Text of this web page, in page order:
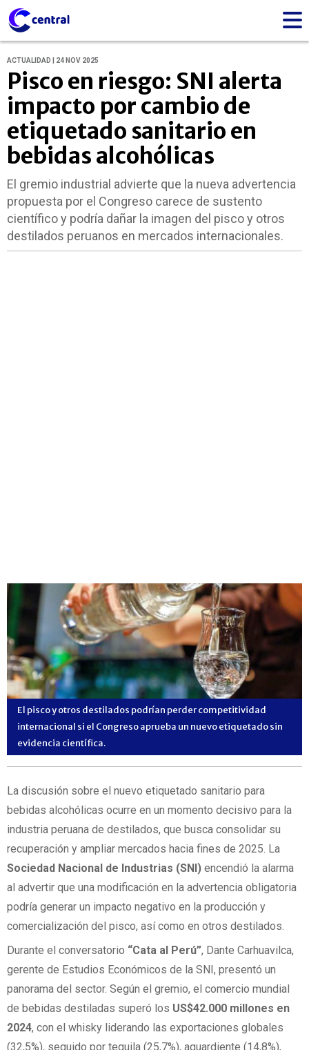
ACTUALIDAD | 24 NOV 2025
Pisco en riesgo: SNI alerta
impacto por cambio de
etiquetado sanitario en
bebidas alcohólicas
El gremio industrial advierte que la nueva advertencia
propuesta por el Congreso carece de sustento
científico y podría dañar la imagen del pisco y otros
destilados peruanos en mercados internacionales.
El pisco y otros destilados podrían perder competitividad
internacional si el Congreso aprueba un nuevo etiquetado sin
evidencia científica.
La discusión sobre el nuevo etiquetado sanitario para
bebidas alcohólicas ocurre en un momento decisivo para la
industria peruana de destilados, que busca consolidar su
recuperación y ampliar mercados hacia fines de 2025. La
Sociedad Nacional de Industrias (SNI) encendió la alarma
al advertir que una modificación en la advertencia obligatoria
podría generar un impacto negativo en la producción y
comercialización del pisco, así como en otros destilados.
Durante el conversatorio “Cata al Perú”, Dante Carhuavilca,
gerente de Estudios Económicos de la SNI, presentó un
panorama del sector. Según el gremio, el comercio mundial
de bebidas destiladas superó los US$42.000 millones en
2024, con el whisky liderando las exportaciones globales
(32,5%), seguido por tequila (25,7%), aguardiente (14,8%),